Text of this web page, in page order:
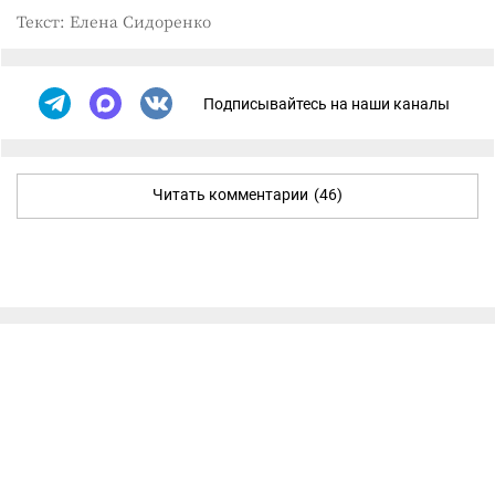
Текст: Елена Сидоренко
Подписывайтесь на наши каналы
Читать комментарии (46)